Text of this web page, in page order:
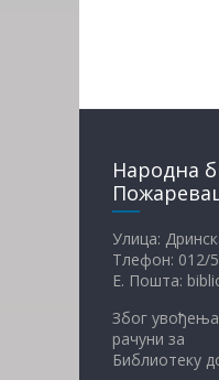
Народна
Улица:
Тлефон: 012/
Е. Пошта:
Због
рачуни за
Библиотеку